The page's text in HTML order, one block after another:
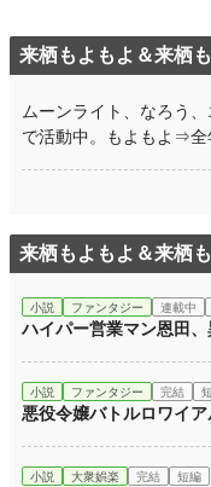
来栖もよもよ＆来栖
ムーンライト、なろう
で活動中。もよもよ⇒
来栖もよもよ＆来栖
小説 ファンタジー 連載中
ハイパー営業マン恩田、
小説 ファンタジー 完結
悪役令嬢バトルロワイア
小説 大衆娯楽 完結 短編